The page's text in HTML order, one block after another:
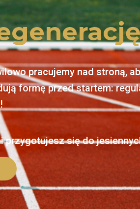
pracujemy nad stroną,
formę przed startem:
przygotujesz się do